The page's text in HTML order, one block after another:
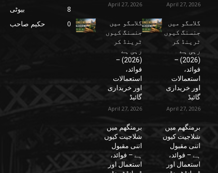
April 27, 2026
گلاسگو میں
جنسنگ کیوں
ٹرینڈ کر
رہی ہے
(2026) –
فوائد،
استعمالات
اور خریداری
گائیڈ
April 27, 2026
برمنگھم میں
شلاجیت کیوں
اتنی مقبول
ہے – فوائد،
استعمال اور
April 27, 2026
گلاسگو میں
جنسنگ کیوں
ٹرینڈ کر
رہی ہے
(2026) –
فوائد،
استعمالات
اور خریداری
گائیڈ
April 27, 2026
برمنگھم میں
شلاجیت کیوں
اتنی مقبول
ہے – فوائد،
استعمال اور
بیوٹی
8
حکیم صاحب
0